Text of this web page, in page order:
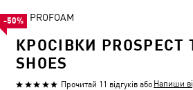
PROFOAM
КРОСІВКИ PROSPECT
SHOES
Прочитай 11 відгуків або Напиши
-50%